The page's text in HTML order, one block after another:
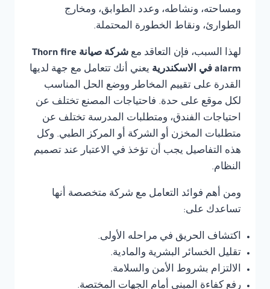
ومساحته، ونشاطه، وعدد الطوابق، ومخارج
الطوارئ، ونقاط الخطورة المحتملة.
لهذا السبب، فإن التعاقد مع
شركة صيانة Thorn fire
alarm في الاسكندرية
يعني أنك تتعامل مع جهة لديها
القدرة على تقييم المخاطر ووضع الحل المناسب
لكل موقع على حدة. فاحتياجات المصنع تختلف عن
احتياجات الفندق، ومتطلبات المدرسة تختلف عن
متطلبات المخزن أو الشركة أو المركز الطبي. وكل
هذه التفاصيل يجب أن تؤخذ في الاعتبار عند تصميم
النظام.
ومن أهم فوائد التعامل مع شركة متخصصة أنها
تساعدك على:
اكتشاف الحريق في مراحله الأولى.
تقليل الخسائر البشرية والمادية.
الالتزام بشروط الأمن والسلامة.
رفع كفاءة المبنى أمام الجهات المختصة.